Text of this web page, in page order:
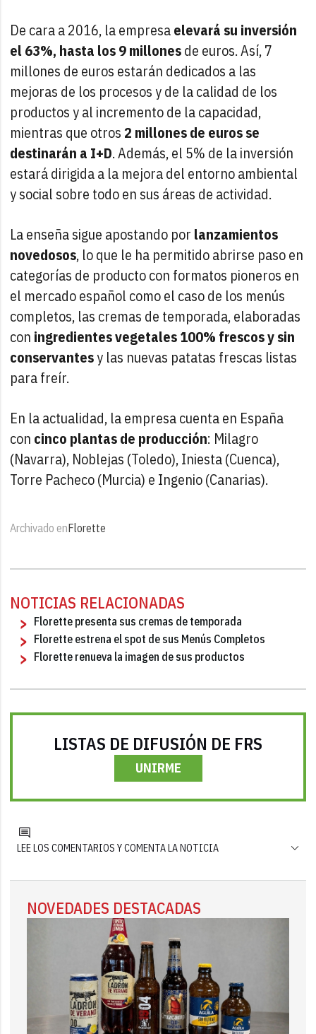
De cara a 2016, la empresaelevará su inversión
el 63%, hasta los 9 millonesde euros. Así, 7
millones de euros estarán dedicados a las
mejoras de los procesos y de la calidad de los
productos y al incremento de la capacidad,
mientras que otros2 millones de euros se
destinarán a I+D. Además, el 5% de la inversión
estará dirigida a la mejora del entorno ambiental
y social sobre todo en sus áreas de actividad.
La enseña sigue apostando por lanzamientos
novedosos, lo que le ha permitido abrirse paso en
categorías de producto con formatos pioneros en
el mercado español como el caso de los menús
completos, las cremas de temporada, elaboradas
con ingredientes vegetales 100% frescos y sin
conservantesy las nuevas patatas frescas listas
para freír.
En la actualidad, la empresa cuenta en España
con cinco plantas de producción: Milagro
(Navarra), Noblejas (Toledo), Iniesta (Cuenca),
Torre Pacheco (Murcia) e Ingenio (Canarias).
Archivado enFlorette
NOTICIAS RELACIONADAS
Florette presenta sus cremas de temporada
Florette estrena el spot de sus Menús Completos
Florette renueva la imagen de sus productos
LISTAS DE DIFUSIÓN DE FRS
UNIRME
LEE LOS COMENTARIOS Y COMENTA LA NOTICIA
NOVEDADES DESTACADAS